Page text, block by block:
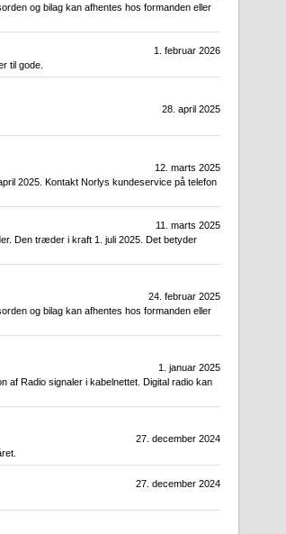
og bilag kan afhentes hos formanden eller
1. februar 2026
til gode.
28. april 2025
12. marts 2025
2025. Kontakt Norlys kundeservice på telefon
11. marts 2025
Den træder i kraft 1. juli 2025. Det betyder
24. februar 2025
og bilag kan afhentes hos formanden eller
1. januar 2025
af Radio signaler i kabelnettet. Digital radio kan
27. december 2024
27. december 2024